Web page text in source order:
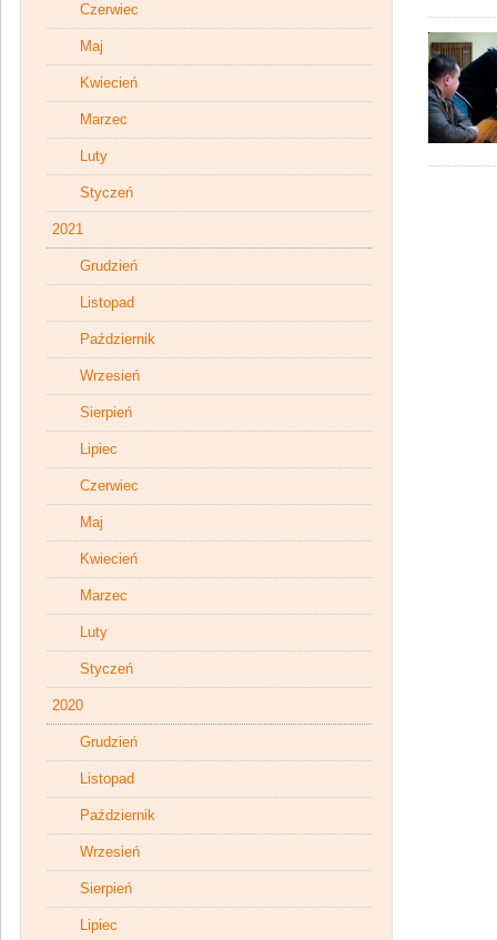
Czerwiec
Maj
Kwiecień
Marzec
Luty
Styczeń
2021
Grudzień
Listopad
Październik
Wrzesień
Sierpień
Lipiec
Czerwiec
Maj
Kwiecień
Marzec
Luty
Styczeń
2020
Grudzień
Listopad
Październik
Wrzesień
Sierpień
Lipiec